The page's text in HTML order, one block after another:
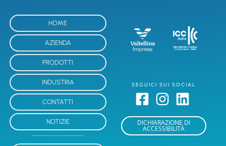
HOME
AZIENDA
PRODOTTI
INDUSTRIA
CONTATTI
NOTIZIE
SEGUICI SUI SOCIAL
DICHIARAZIONE DI
ACCESSIBILITÀ